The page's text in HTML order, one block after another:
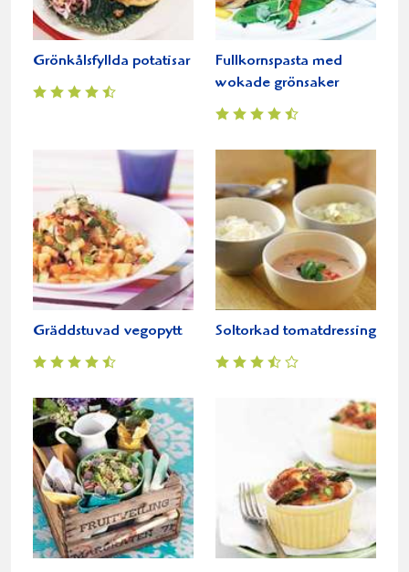
Grönkålsfyllda potatisar
Fullkornspasta med
wokade grönsaker
Gräddstuvad vegopytt Soltorkad tomatdressing